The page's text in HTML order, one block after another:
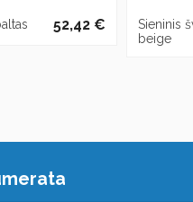
52,42 €
Sieninis
beige